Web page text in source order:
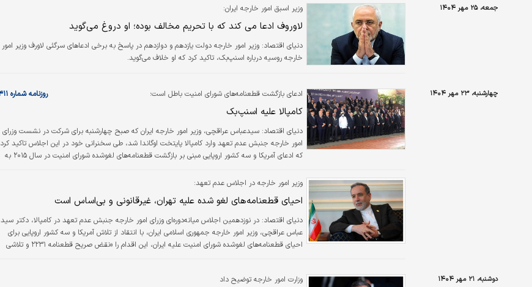
جمعه، ۲۵ مهر ۱۴۰۴ وزیر اسبق امور خارجه ایران:
لاوروف ادعا می کند که با تحریم مخالف بوده؛ او دروغ می‌گوید
دنیای اقتصاد: وزیر امور خارجه دولت یازدهم و دوازدهم در پاسخ به برخی ادعاهای سرگئی لاورف وزیر امور
خارجه روسیه درباره اسنپ‌بک، تاکید کرد که او خلاف می‌گوید.
چهارشنبه، ۲۳ مهر ۱۴۰۴ ادعای بازگشت قطعنامه‌های شورای امنیت باطل است؛ روزنامه شماره ۶۴۱۱
کامپالا علیه اسنپ‌بک
دنیای اقتصاد: سیدعباس عراقچی، وزیر امور خارجه ایران که صبح چهارشنبه برای شرکت در نشست وزرای
امور خارجه جنبش عدم تعهد وارد کامپالا پایتخت اوگاندا شد، طی سخنرانی خود در این اجلاس تاکید کرد
که ادعای آمریکا و سه کشور اروپایی مبنی بر بازگشت قطعنامه‌های لغوشده شورای امنیت در سال ۲۰۱۵ به
وزیر امور خارجه در اجلاس عدم تعهد:
احیای قطعنامه‌های لغو شده علیه تهران، غیرقانونی و بی‌اساس است
دنیای اقتصاد: در نوزدهمین اجلاس میانه‌دوره‌ای وزرای امور خارجه جنبش عدم تعهد در کامپالا، دکتر سید
عباس عراقچی، وزیر امور خارجه جمهوری اسلامی ایران، با انتقاد از تلاش آمریکا و سه کشور اروپایی برای
احیای قطعنامه‌های لغوشده شورای امنیت علیه ایران، این اقدام را «نقض صریح قطعنامه ۲۲۳۱ و تلاشی
دوشنبه، ۲۱ مهر ۱۴۰۴ وزارت امور خارجه توضیح داد